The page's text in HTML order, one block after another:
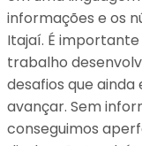
informações e os
Itajaí. É
trabalho
desafios que
avançar. Sem
conseguimos